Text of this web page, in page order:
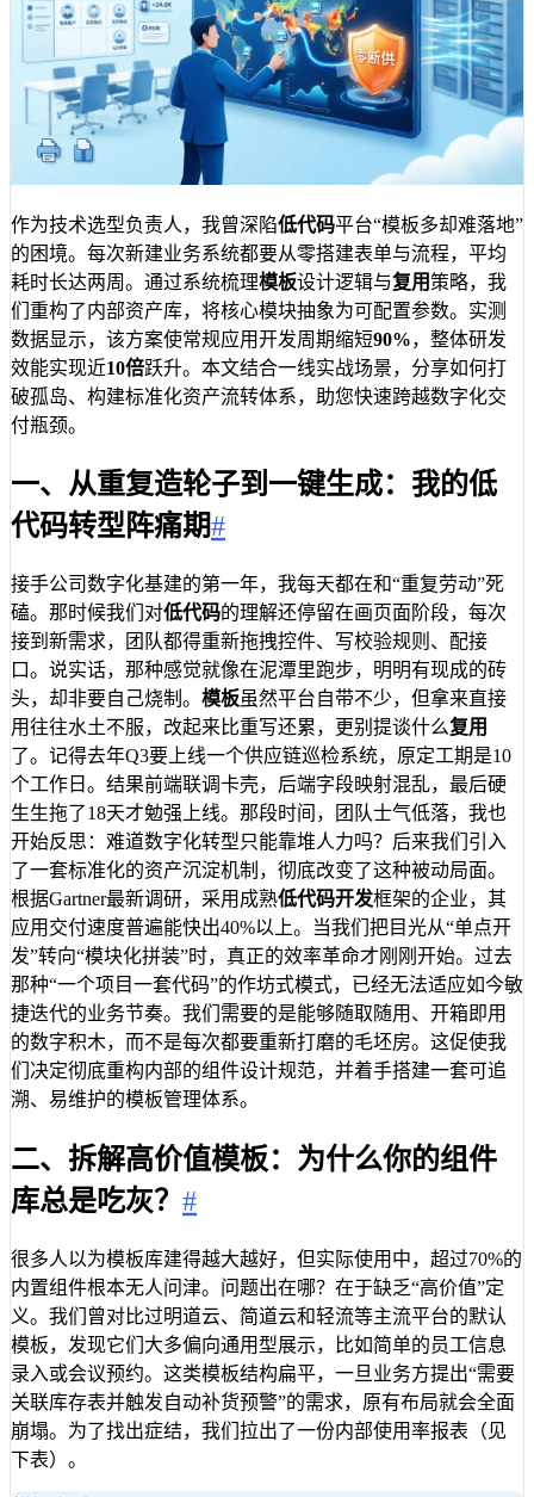
作为技术选型负责人，我曾深陷低代码平台“模板多却难落地”
的困境。每次新建业务系统都要从零搭建表单与流程，平均
耗时长达两周。通过系统梳理模板设计逻辑与复用策略，我
们重构了内部资产库，将核心模块抽象为可配置参数。实测
数据显示，该方案使常规应用开发周期缩短90%，整体研发
效能实现近10倍跃升。本文结合一线实战场景，分享如何打
破孤岛、构建标准化资产流转体系，助您快速跨越数字化交
付瓶颈。
一、从重复造轮子到一键生成：我的低
代码转型阵痛期#
接手公司数字化基建的第一年，我每天都在和“重复劳动”死
磕。那时候我们对低代码的理解还停留在画页面阶段，每次
接到新需求，团队都得重新拖拽控件、写校验规则、配接
口。说实话，那种感觉就像在泥潭里跑步，明明有现成的砖
头，却非要自己烧制。 模板虽然平台自带不少，但拿来直接
用往往水土不服，改起来比重写还累，更别提谈什么复用
了。记得去年Q3要上线一个供应链巡检系统，原定工期是10
个工作日。结果前端联调卡壳，后端字段映射混乱，最后硬
生生拖了18天才勉强上线。那段时间，团队士气低落，我也
开始反思：难道数字化转型只能靠堆人力吗？后来我们引入
了一套标准化的资产沉淀机制，彻底改变了这种被动局面。
根据Gartner最新调研，采用成熟低代码开发框架的企业，其
应用交付速度普遍能快出40%以上。当我们把目光从“单点开
发”转向“模块化拼装”时，真正的效率革命才刚刚开始。过去
那种“一个项目一套代码”的作坊式模式，已经无法适应如今敏
捷迭代的业务节奏。我们需要的是能够随取随用、开箱即用
的数字积木，而不是每次都要重新打磨的毛坯房。这促使我
们决定彻底重构内部的组件设计规范，并着手搭建一套可追
溯、易维护的模板管理体系。
二、拆解高价值模板：为什么你的组件
库总是吃灰？ #
很多人以为模板库建得越大越好，但实际使用中，超过70%的
内置组件根本无人问津。问题出在哪？在于缺乏“高价值”定
义。我们曾对比过明道云、简道云和轻流等主流平台的默认
模板，发现它们大多偏向通用型展示，比如简单的员工信息
录入或会议预约。这类模板结构扁平，一旦业务方提出“需要
关联库存表并触发自动补货预警”的需求，原有布局就会全面
崩塌。为了找出症结，我们拉出了一份内部使用率报表（见
下表）。